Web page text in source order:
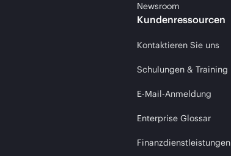
Newsroom
Kundenressourcen
Kontaktieren Sie uns
Schulungen & Training
E-Mail-Anmeldung
Enterprise Glossar
Finanzdienstleistungen